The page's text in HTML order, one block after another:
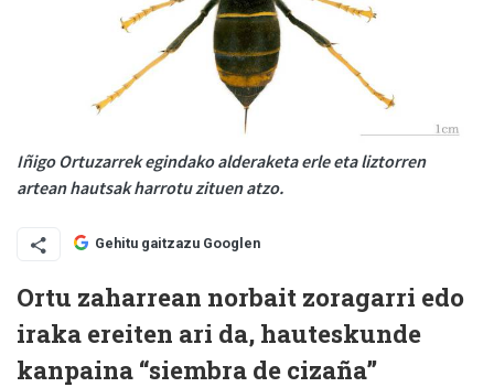
Iñigo Ortuzarrek egindako alderaketa erle eta liztorren
artean hautsak harrotu zituen atzo.
Gehitu gaitzazu Googlen
Ortu zaharrean norbait zoragarri edo
iraka ereiten ari da, hauteskunde
kanpaina “siembra de cizaña”